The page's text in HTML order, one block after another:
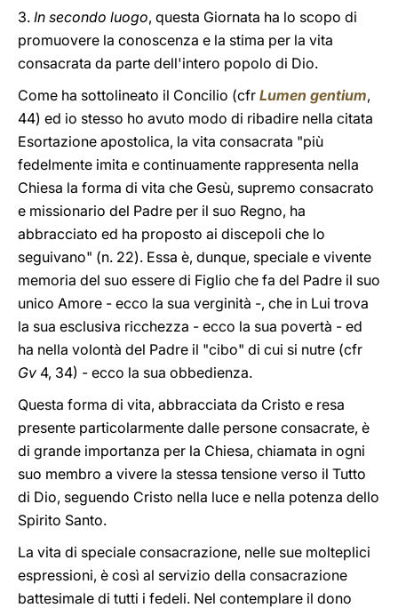
3. In secondo luogo, questa Giornata ha lo scopo di
promuovere la conoscenza e la stima per la vita
consacrata da parte dell'intero popolo di Dio.
Come ha sottolineato il Concilio (cfr Lumen gentium,
44) ed io stesso ho avuto modo di ribadire nella citata
Esortazione apostolica, la vita consacrata "più
fedelmente imita e continuamente rappresenta nella
Chiesa la forma di vita che Gesù, supremo consacrato
e missionario del Padre per il suo Regno, ha
abbracciato ed ha proposto ai discepoli che lo
seguivano" (n. 22). Essa è, dunque, speciale e vivente
memoria del suo essere di Figlio che fa del Padre il suo
unico Amore - ecco la sua verginità -, che in Lui trova
la sua esclusiva ricchezza - ecco la sua povertà - ed
ha nella volontà del Padre il "cibo" di cui si nutre (cfr
Gv 4, 34) - ecco la sua obbedienza.
Questa forma di vita, abbracciata da Cristo e resa
presente particolarmente dalle persone consacrate, è
di grande importanza per la Chiesa, chiamata in ogni
suo membro a vivere la stessa tensione verso il Tutto
di Dio, seguendo Cristo nella luce e nella potenza dello
Spirito Santo.
La vita di speciale consacrazione, nelle sue molteplici
espressioni, è così al servizio della consacrazione
battesimale di tutti i fedeli. Nel contemplare il dono